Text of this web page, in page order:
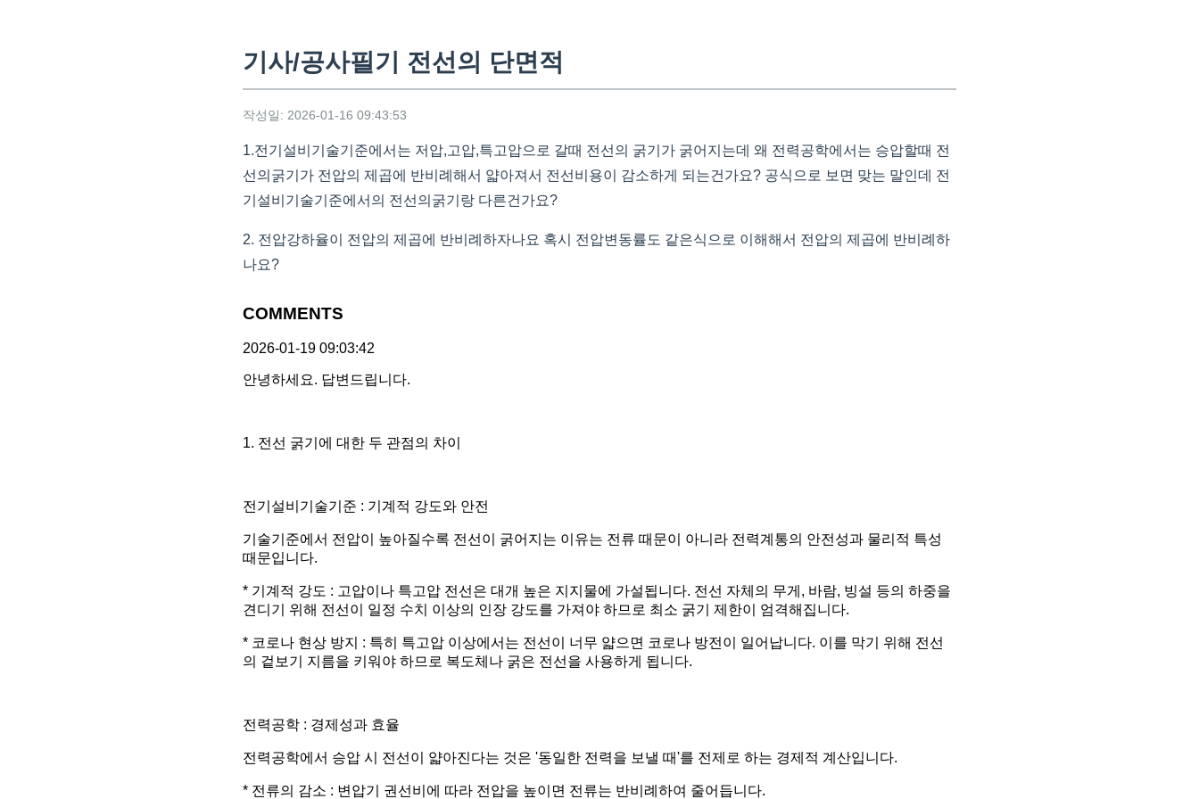
기사/공사필기 전선의 단면적
작성일: 2026-01-16 09:43:53
1.전기설비기술기준에서는 저압,고압,특고압으로 갈때 전선의 굵기가 굵어지는데 왜 전력공학에서는 승압할때 전
선의굵기가 전압의 제곱에 반비례해서 얇아져서 전선비용이 감소하게 되는건가요? 공식으로 보면 맞는 말인데 전
기설비기술기준에서의 전선의굵기랑 다른건가요?
2. 전압강하율이 전압의 제곱에 반비례하자나요 혹시 전압변동률도 같은식으로 이해해서 전압의 제곱에 반비례하
나요?
COMMENTS
2026-01-19 09:03:42
안녕하세요. 답변드립니다.
1. 전선 굵기에 대한 두 관점의 차이
전기설비기술기준 : 기계적 강도와 안전
기술기준에서 전압이 높아질수록 전선이 굵어지는 이유는 전류 때문이 아니라 전력계통의 안전성과 물리적 특성
때문입니다.
* 기계적 강도 : 고압이나 특고압 전선은 대개 높은 지지물에 가설됩니다. 전선 자체의 무게, 바람, 빙설 등의 하중을
견디기 위해 전선이 일정 수치 이상의 인장 강도를 가져야 하므로 최소 굵기 제한이 엄격해집니다.
* 코로나 현상 방지 : 특히 특고압 이상에서는 전선이 너무 얇으면 코로나 방전이 일어납니다. 이를 막기 위해 전선
의 겉보기 지름을 키워야 하므로 복도체나 굵은 전선을 사용하게 됩니다.
전력공학 : 경제성과 효율
전력공학에서 승압 시 전선이 얇아진다는 것은 '동일한 전력을 보낼 때'를 전제로 하는 경제적 계산입니다.
* 전류의 감소 : 변압기 권선비에 따라 전압을 높이면 전류는 반비례하여 줄어듭니다.